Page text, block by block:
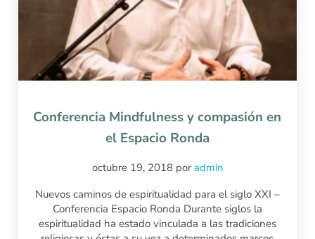
Conferencia Mindfulness y compasión en
el Espacio Ronda
octubre 19, 2018 por admin
Nuevos caminos de espiritualidad para el siglo XXI –
Conferencia Espacio Ronda Durante siglos la
espiritualidad ha estado vinculada a las tradiciones